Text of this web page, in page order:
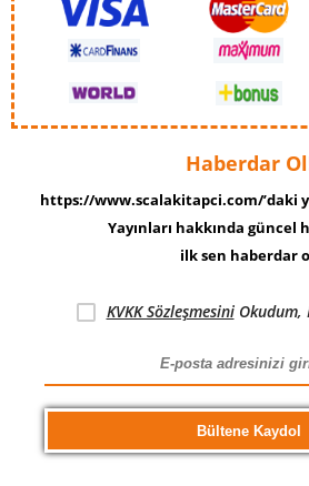
Haberdar
https://www.scalakitapci.com/’daki
Yayınları hakkında güncel
ilk sen haberdar
KVKK SözleşmesiniOkudum,